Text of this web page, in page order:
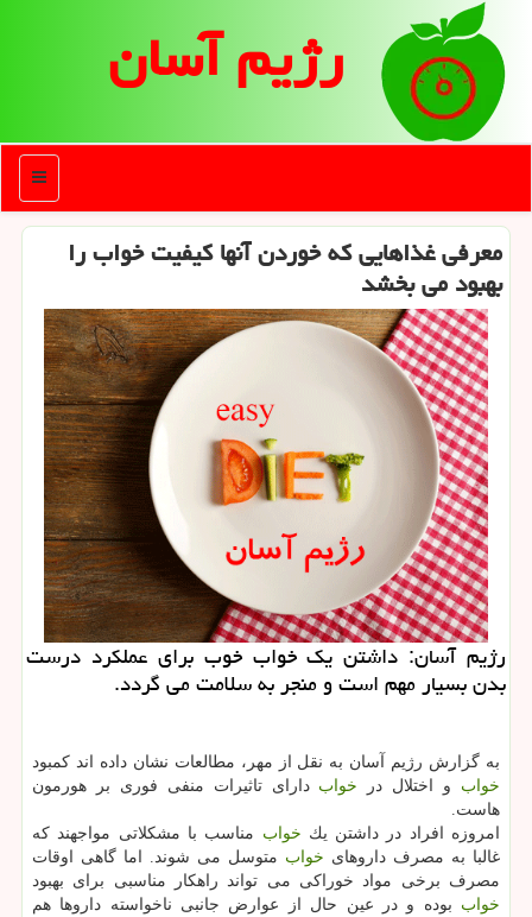
رژیم آسان
منو
معرفی غذاهایی كه خوردن آنها كیفیت خواب را
بهبود می بخشد
رژیم آسان: داشتن یك خواب خوب برای عملكرد درست
بدن بسیار مهم است و منجر به سلامت می گردد.
به گزارش رژیم آسان به نقل از مهر، مطالعات نشان داده اند كمبود
خواب و اختلال در خواب دارای تاثیرات منفی فوری بر هورمون
هاست.
امروزه افراد در داشتن یك خواب مناسب با مشكلاتی مواجهند كه
غالبا به مصرف داروهای خواب متوسل می شوند. اما گاهی اوقات
مصرف برخی مواد خوراكی می تواند راهكار مناسبی برای بهبود
خواب بوده و در عین حال از عوارض جانبی ناخواسته داروها هم